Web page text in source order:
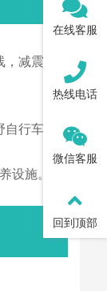
减震，
行车、
设施。
在线客服
热线电话
微信客服
回到顶部